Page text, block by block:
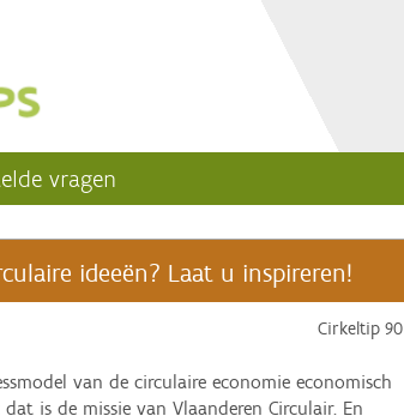
vragen
ideeën? Laat u inspireren!
Cirkeltip 90
van de circulaire economie economisch
is de missie van Vlaanderen Circulair. En